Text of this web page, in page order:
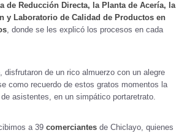
de Reducción Directa, la Planta de Acería, la
y Laboratorio de Calidad de Productos en
, donde se les explicó los procesos en cada
disfrutaron de un rico almuerzo con un alegre
como recuerdo de estos gratos momentos la
asistentes, en un simpático portaretrato.
a 39 comerciantes de Chiclayo, quienes